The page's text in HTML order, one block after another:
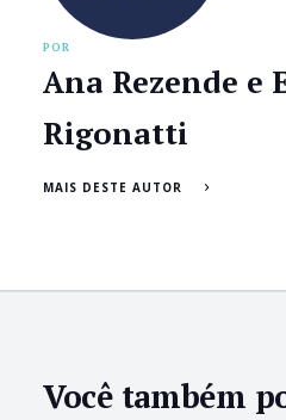
POR
Ana Rezende e
Rigonatti
MAIS DESTE AUTOR
Você também